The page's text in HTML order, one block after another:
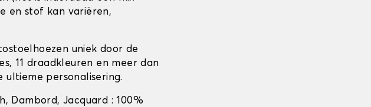
en stof kan variëren,
uniek door de
11 draadkleuren en meer dan
ultieme personalisering.
Dambord, Jacquard : 100%